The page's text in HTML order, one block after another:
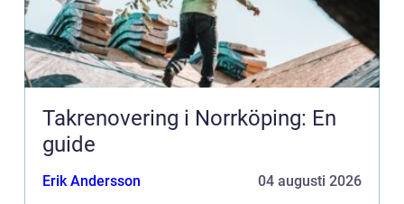
Takrenovering i Norrköping: En
guide
Erik Andersson 04 augusti 2026